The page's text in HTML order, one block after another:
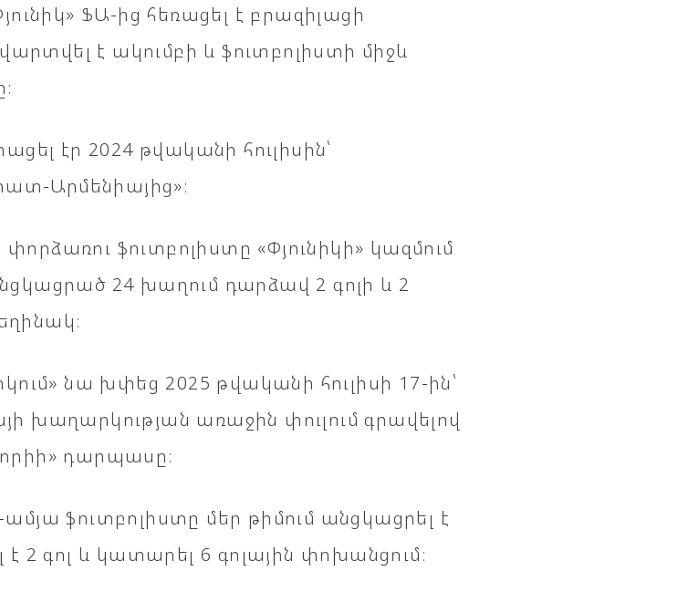
ՖԱ-ից հեռացել է բրազիլացի
է ակումբի և ֆուտբոլիստի միջև
էր 2024 թվականի հուլիսին՝
Արմենիայից»։
ֆուտբոլիստը «Փյունիկի» կազմում
24 խաղում դարձավ 2 գոլի և 2
նա խփեց 2025 թվականի հուլիսի 17-ին՝
խաղարկության առաջին փուլում գրավելով
դարպասը։
ֆուտբոլիստը մեր թիմում անցկացրել է
2 գոլ և կատարել 6 գոլային փոխանցում։